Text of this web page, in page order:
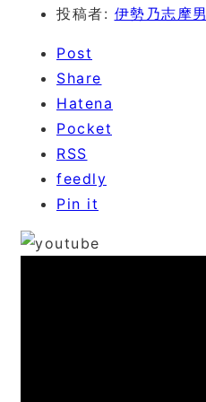
投稿者: 伊勢乃志摩男
Post
Share
Hatena
Pocket
RSS
feedly
Pin it